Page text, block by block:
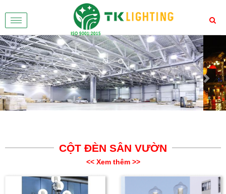
Toggle
navigation
Previous
CỘT ĐÈN SÂN VƯỜN
<< Xem thêm >>